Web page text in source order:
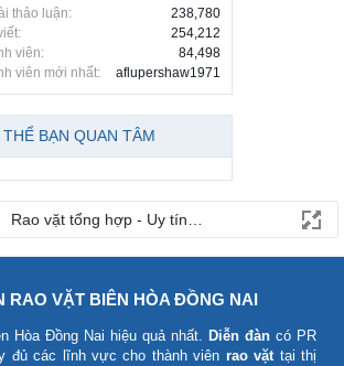
thảo luận:
238,780
254,212
viên:
84,498
viên mới nhất:
aflupershaw1971
BẠN QUAN TÂM
Rao vặt tổng hợp - Uy tín - Miễn phí
RAO VẶT BIÊN HÒA ĐỒNG NAI
Hòa Đồng Nai hiệu quả nhất. Diễn đàn có PR
đủ các lĩnh vực cho thành viên rao vặttại thị